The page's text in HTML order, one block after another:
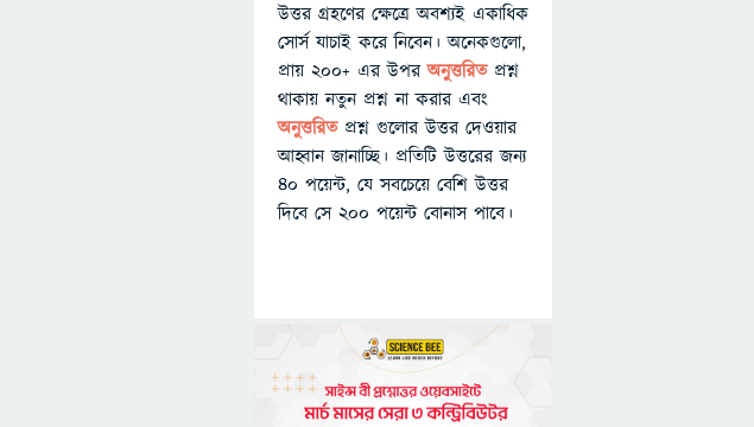
উত্তর গ্রহণের ক্ষেত্রে অবশ্যই একাধিক
সোর্স যাচাই করে নিবেন। অনেকগুলো,
প্রায় ২০০+ এর উপরঅনুত্তরিতপ্রশ্ন
থাকায় নতুন প্রশ্ন না করার এবং
অনুত্তরিত প্রশ্ন গুলোর উত্তর দেওয়ার
আহ্বান জানাচ্ছি। প্রতিটি উত্তরের জন্য
৪০ পয়েন্ট, যে সবচেয়ে বেশি উত্তর
দিবে সে ২০০ পয়েন্ট বোনাস পাবে।